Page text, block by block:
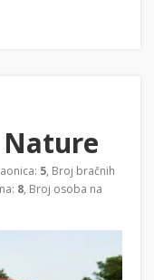
5, Broj bračnih
8, Broj osoba na